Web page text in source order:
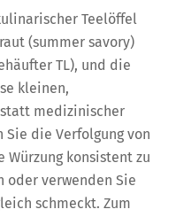
Teelöffel
(summer savory)
TL), und die
kleinen,
medizinischer
Sie die Verfolgung von
konsistent zu
oder verwenden Sie
schmeckt. Zum